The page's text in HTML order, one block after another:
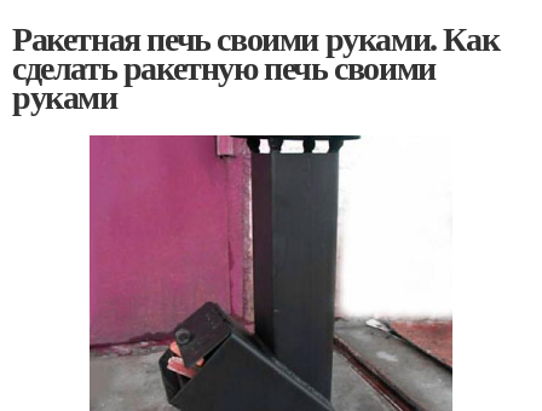
Ракетная печь своими руками. Как
сделать ракетную печь своими
руками